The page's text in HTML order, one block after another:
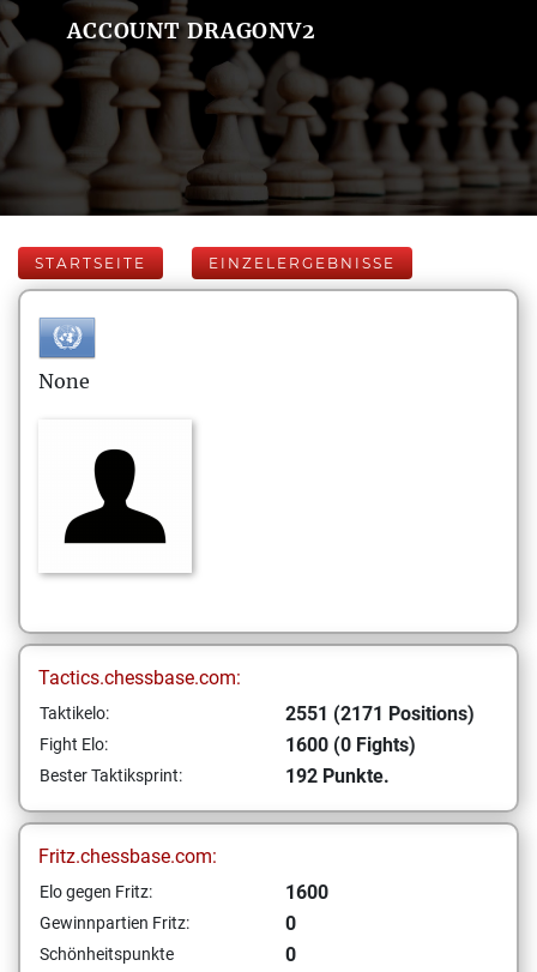
ACCOUNT DRAGONV2
STARTSEITE EINZELERGEBNISSE
None
Tactics.chessbase.com:
Taktikelo: 2551 (2171 Positions)
Fight Elo: 1600 (0 Fights)
Bester Taktiksprint: 192 Punkte.
Fritz.chessbase.com:
Elo gegen Fritz: 1600
Gewinnpartien Fritz: 0
Schönheitspunkte
0